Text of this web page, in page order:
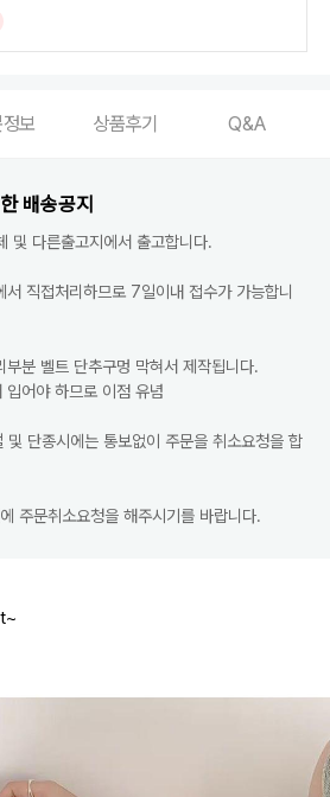
보 상품후기 Q&A
배송공지
및 다른출고지에서 출고합니다.
직접처리하므로 7일이내 접수가 가능합니
분 벨트 단추구멍 막혀서 제작됩니다.
입어야 하므로 이점 유념
단종시에는 통보없이 주문을 취소요청을 합
주문취소요청을 해주시기를 바랍니다.
~